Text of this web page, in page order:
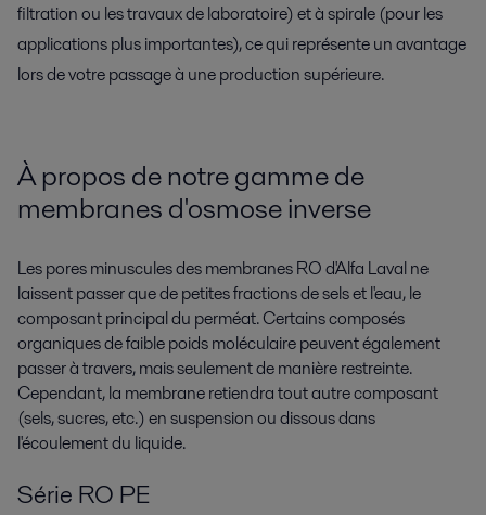
filtration ou les travaux de laboratoire) et à spirale (pour les
applications plus importantes), ce qui représente un avantage
lors de votre passage à une production supérieure.
À propos de notre gamme de
membranes d'osmose inverse
Les pores minuscules des membranes RO d'Alfa Laval ne
laissent passer que de petites fractions de sels et l'eau, le
composant principal du perméat. Certains composés
organiques de faible poids moléculaire peuvent également
passer à travers, mais seulement de manière restreinte.
Cependant, la membrane retiendra tout autre composant
(sels, sucres, etc.) en suspension ou dissous dans
l'écoulement du liquide.
Série RO PE